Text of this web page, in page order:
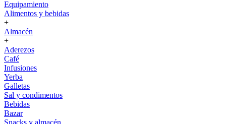
Equipamiento
Alimentos y bebidas
+
Almacén
+
Aderezos
Café
Infusiones
Yerba
Galletas
Sal y condimentos
Bebidas
Bazar
Snacks y almacén